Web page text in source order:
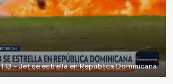
T13 - Jet se estrella en República Dominicana